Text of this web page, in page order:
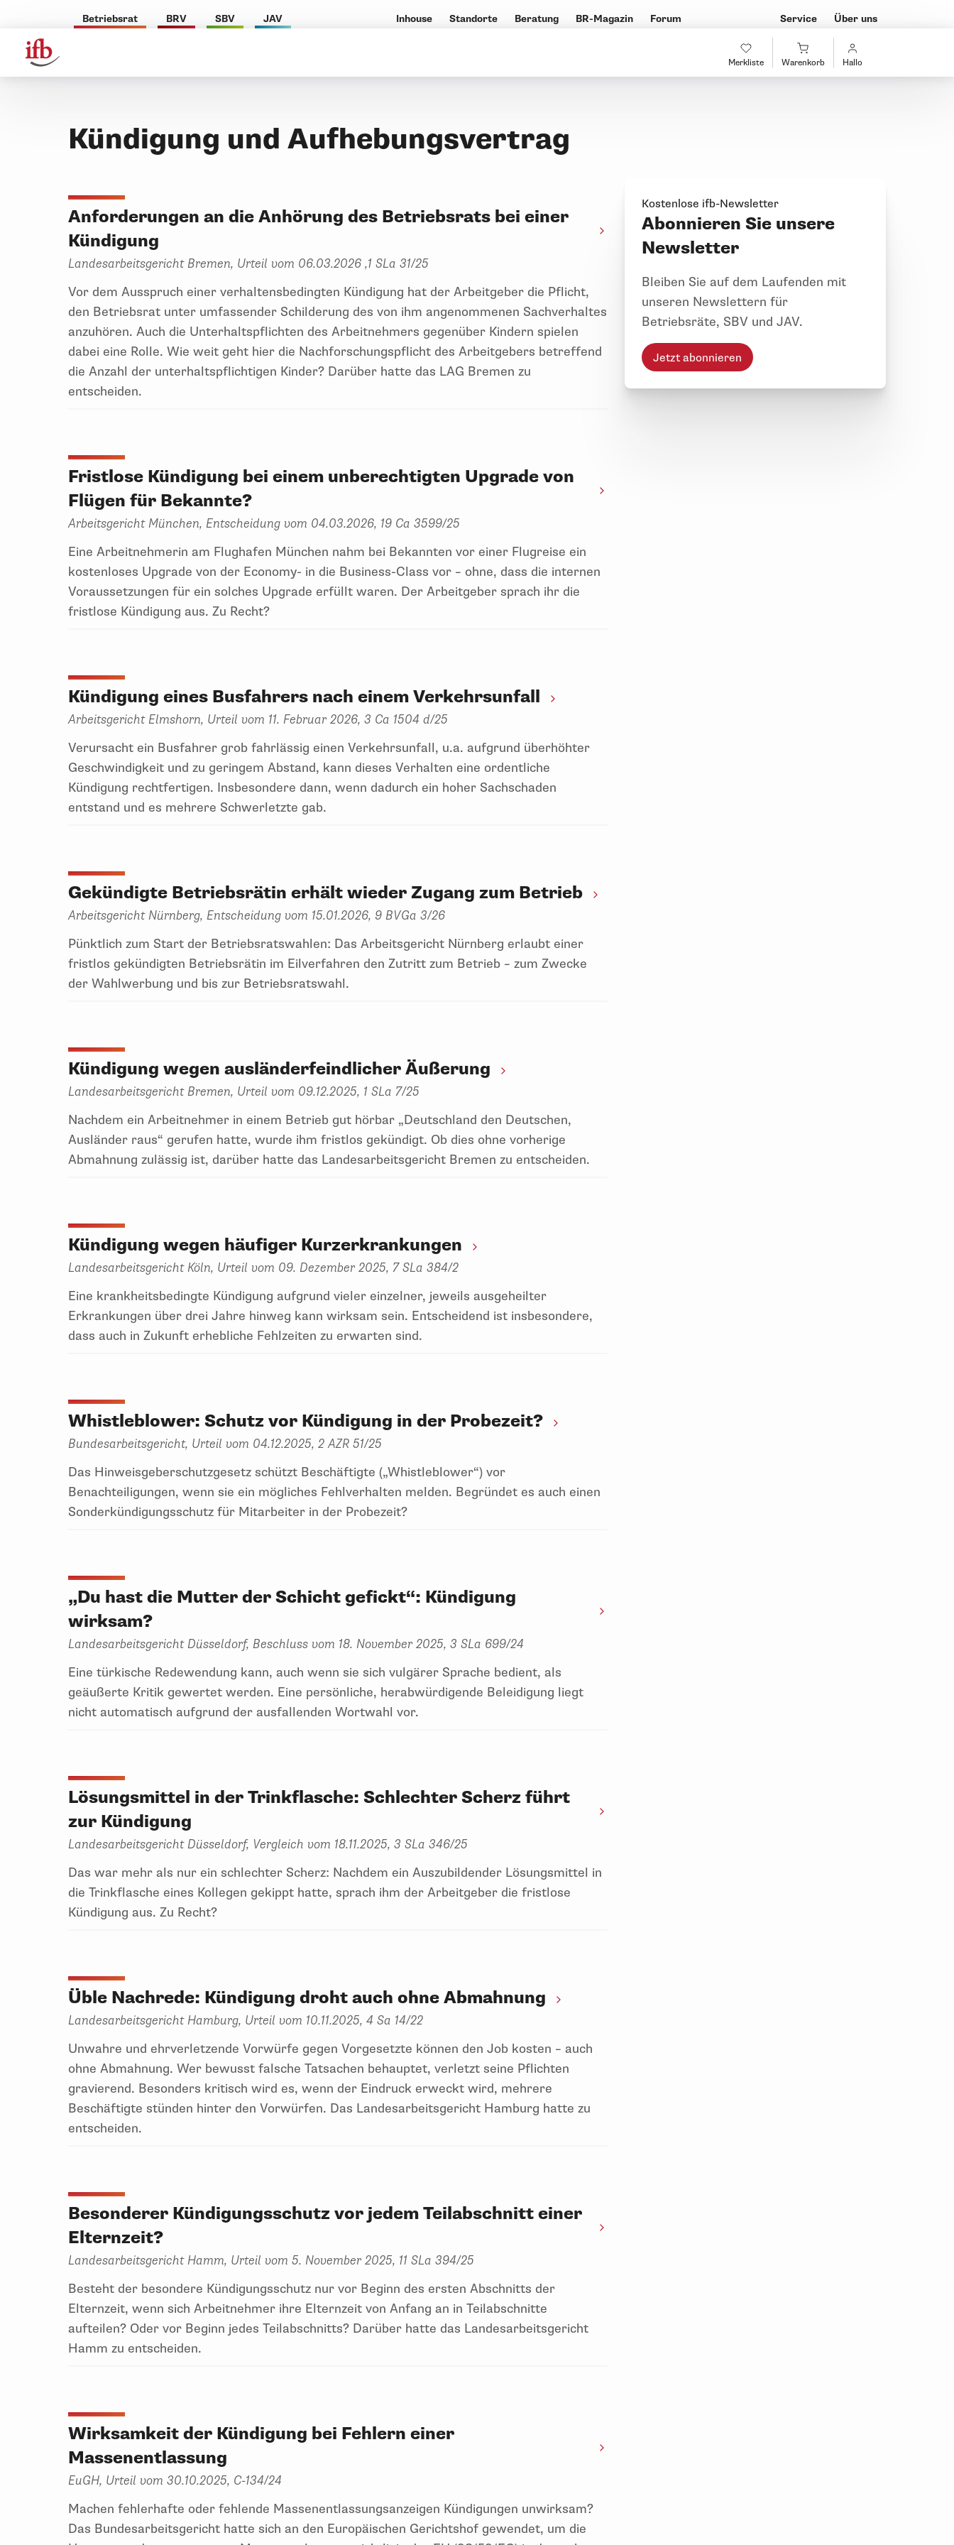
Merkliste Warenkorb Hallo
Betriebsrat BRV SBV JAV Inhouse Standorte Beratung BR-Magazin Forum Service Über uns
Kündigung und Aufhebungsvertrag
Anforderungen an die Anhörung des Betriebsrats bei einer
Kündigung
Landesarbeitsgericht Bremen, Urteil vom 06.03.2026 ,1 SLa 31/25
Vor dem Ausspruch einer verhaltensbedingten Kündigung hat der Arbeitgeber die Pflicht,
den Betriebsrat unter umfassender Schilderung des von ihm angenommenen Sachverhaltes
anzuhören. Auch die Unterhaltspflichten des Arbeitnehmers gegenüber Kindern spielen
dabei eine Rolle. Wie weit geht hier die Nachforschungspflicht des Arbeitgebers betreffend
die Anzahl der unterhaltspflichtigen Kinder? Darüber hatte das LAG Bremen zu
entscheiden.
Fristlose Kündigung bei einem unberechtigten Upgrade von
Flügen für Bekannte?
Arbeitsgericht München, Entscheidung vom 04.03.2026, 19 Ca 3599/25
Eine Arbeitnehmerin am Flughafen München nahm bei Bekannten vor einer Flugreise ein
kostenloses Upgrade von der Economy- in die Business-Class vor – ohne, dass die internen
Voraussetzungen für ein solches Upgrade erfüllt waren. Der Arbeitgeber sprach ihr die
fristlose Kündigung aus. Zu Recht?
Kündigung eines Busfahrers nach einem Verkehrsunfall
Arbeitsgericht Elmshorn, Urteil vom 11. Februar 2026, 3 Ca 1504 d/25
Verursacht ein Busfahrer grob fahrlässig einen Verkehrsunfall, u.a. aufgrund überhöhter
Geschwindigkeit und zu geringem Abstand, kann dieses Verhalten eine ordentliche
Kündigung rechtfertigen. Insbesondere dann, wenn dadurch ein hoher Sachschaden
entstand und es mehrere Schwerletzte gab.
Gekündigte Betriebsrätin erhält wieder Zugang zum Betrieb
Arbeitsgericht Nürnberg, Entscheidung vom 15.01.2026, 9 BVGa 3/26
Pünktlich zum Start der Betriebsratswahlen: Das Arbeitsgericht Nürnberg erlaubt einer
fristlos gekündigten Betriebsrätin im Eilverfahren den Zutritt zum Betrieb – zum Zwecke
der Wahlwerbung und bis zur Betriebsratswahl.
Kündigung wegen ausländerfeindlicher Äußerung
Landesarbeitsgericht Bremen, Urteil vom 09.12.2025, 1 SLa 7/25
Nachdem ein Arbeitnehmer in einem Betrieb gut hörbar „Deutschland den Deutschen,
Ausländer raus“ gerufen hatte, wurde ihm fristlos gekündigt. Ob dies ohne vorherige
Abmahnung zulässig ist, darüber hatte das Landesarbeitsgericht Bremen zu entscheiden.
Kündigung wegen häufiger Kurzerkrankungen
Landesarbeitsgericht Köln, Urteil vom 09. Dezember 2025, 7 SLa 384/2
Eine krankheitsbedingte Kündigung aufgrund vieler einzelner, jeweils ausgeheilter
Erkrankungen über drei Jahre hinweg kann wirksam sein. Entscheidend ist insbesondere,
dass auch in Zukunft erhebliche Fehlzeiten zu erwarten sind.
Whistleblower: Schutz vor Kündigung in der Probezeit?
Bundesarbeitsgericht, Urteil vom 04.12.2025, 2 AZR 51/25
Das Hinweisgeberschutzgesetz schützt Beschäftigte („Whistleblower“) vor
Benachteiligungen, wenn sie ein mögliches Fehlverhalten melden. Begründet es auch einen
Sonderkündigungsschutz für Mitarbeiter in der Probezeit?
„Du hast die Mutter der Schicht gefickt“: Kündigung
wirksam?
Landesarbeitsgericht Düsseldorf, Beschluss vom 18. November 2025, 3 SLa 699/24
Eine türkische Redewendung kann, auch wenn sie sich vulgärer Sprache bedient, als
geäußerte Kritik gewertet werden. Eine persönliche, herabwürdigende Beleidigung liegt
nicht automatisch aufgrund der ausfallenden Wortwahl vor.
Lösungsmittel in der Trinkflasche: Schlechter Scherz führt
zur Kündigung
Landesarbeitsgericht Düsseldorf, Vergleich vom 18.11.2025, 3 SLa 346/25
Das war mehr als nur ein schlechter Scherz: Nachdem ein Auszubildender Lösungsmittel in
die Trinkflasche eines Kollegen gekippt hatte, sprach ihm der Arbeitgeber die fristlose
Kündigung aus. Zu Recht?
Üble Nachrede: Kündigung droht auch ohne Abmahnung
Landesarbeitsgericht Hamburg, Urteil vom 10.11.2025, 4 Sa 14/22
Unwahre und ehrverletzende Vorwürfe gegen Vorgesetzte können den Job kosten – auch
ohne Abmahnung. Wer bewusst falsche Tatsachen behauptet, verletzt seine Pflichten
gravierend. Besonders kritisch wird es, wenn der Eindruck erweckt wird, mehrere
Beschäftigte stünden hinter den Vorwürfen. Das Landesarbeitsgericht Hamburg hatte zu
entscheiden.
Besonderer Kündigungsschutz vor jedem Teilabschnitt einer
Elternzeit?
Landesarbeitsgericht Hamm, Urteil vom 5. November 2025, 11 SLa 394/25
Besteht der besondere Kündigungsschutz nur vor Beginn des ersten Abschnitts der
Elternzeit, wenn sich Arbeitnehmer ihre Elternzeit von Anfang an in Teilabschnitte
aufteilen? Oder vor Beginn jedes Teilabschnitts? Darüber hatte das Landesarbeitsgericht
Hamm zu entscheiden.
Wirksamkeit der Kündigung bei Fehlern einer
Massenentlassung
EuGH, Urteil vom 30.10.2025, C-134/24
Machen fehlerhafte oder fehlende Massenentlassungsanzeigen Kündigungen unwirksam?
Das Bundesarbeitsgericht hatte sich an den Europäischen Gerichtshof gewendet, um die
Kostenlose ifb-Newsletter
Abonnieren Sie unsere
Newsletter
Bleiben Sie auf dem Laufenden mit
unseren Newslettern für
Betriebsräte, SBV und JAV.
Jetzt abonnieren